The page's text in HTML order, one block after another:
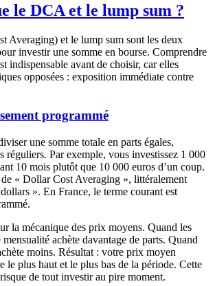
le DCA et le lump sum ?
Averaging) et le lump sum sont les deux
investir une somme en bourse. Comprendre
indispensable avant de choisir, car elles
opposées : exposition immédiate contre
programmé
une somme totale en parts égales,
réguliers. Par exemple, vous investissez 1 000
10 mois plutôt que 10 000 euros d’un coup.
« Dollar Cost Averaging », littéralement
». En France, le terme courant est
la mécanique des prix moyens. Quand les
achète davantage de parts. Quand
moins. Résultat : votre prix moyen
le plus haut et le plus bas de la période. Cette
de tout investir au pire moment.